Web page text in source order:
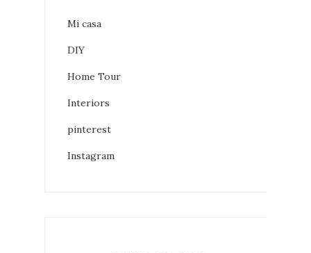
Mi casa
DIY
Home Tour
Interiors
pinterest
Instagram